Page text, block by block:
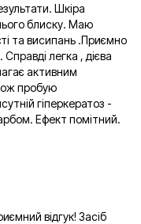
Шкіра
блиску. Маю
та висипань .Приємно
легка , дієва
активним
пробую
гіперкератоз -
Ефект помітний.
відгук! Засіб